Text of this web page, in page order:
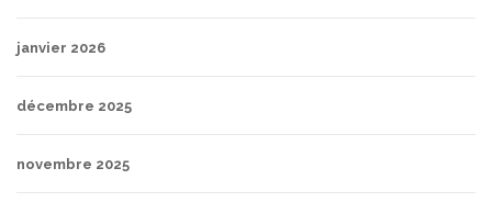
janvier 2026
décembre 2025
novembre 2025